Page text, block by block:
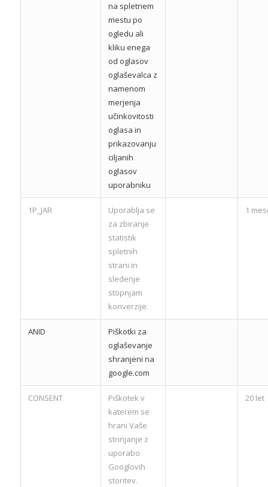
na spletnem
mestu po
ogledu ali
kliku enega
od oglasov
oglaševalca z
namenom
merjenja
učinkovitosti
oglasa in
prikazovanju
ciljanih
oglasov
uporabniku
1P_JAR
Uporablja se
za zbiranje
statistik
spletnih
strani in
sledenje
stopnjam
konverzije.
1
ANID
Piškotki za
oglaševanje
shranjeni na
google.com
CONSENT
Piškotek v
katerem se
hrani Vaše
strinjanje z
uporabo
Googlovih
storitev.
20 let